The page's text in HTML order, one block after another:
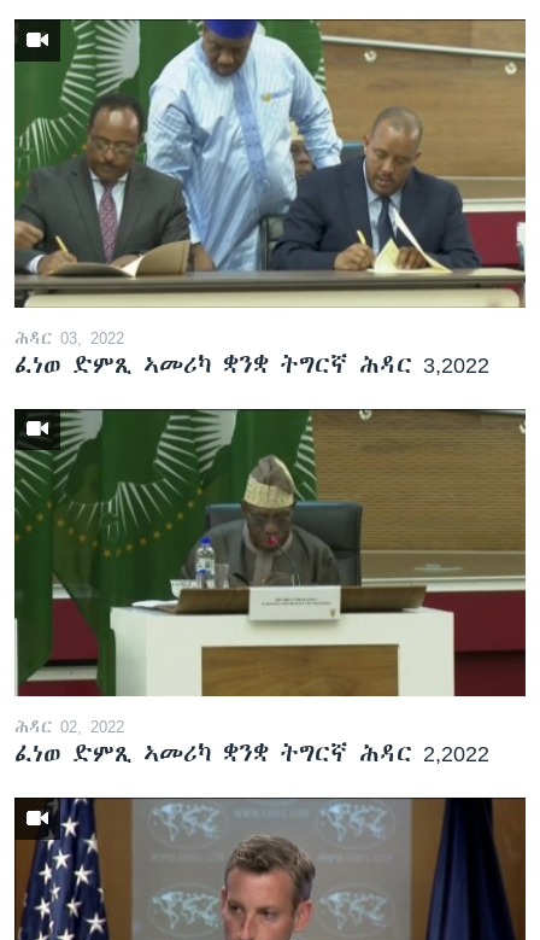
ሕዳር 03, 2022
ፈነወ ድምጺ ኣመሪካ ቋንቋ ትግርኛ ሕዳር 3,2022
ሕዳር 02, 2022
ፈነወ ድምጺ ኣመሪካ ቋንቋ ትግርኛ ሕዳር 2,2022